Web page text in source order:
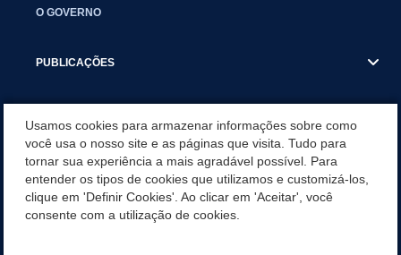
O GOVERNO
PUBLICAÇÕES
RELAÇÃO DE DOCUMENTOS PARA CONTRATAÇÃO
FOLHA DE PONTO
Usamos cookies para armazenar informações sobre como
você usa o nosso site e as páginas que visita. Tudo para
tornar sua experiência a mais agradável possível. Para
entender os tipos de cookies que utilizamos e customizá-los,
clique em 'Definir Cookies'. Ao clicar em 'Aceitar', você
consente com a utilização de cookies.